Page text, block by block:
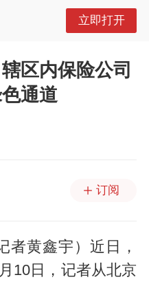
立即打开
区内保险公司
通道
订阅
者黄鑫宇）近日，
10日，记者从北京